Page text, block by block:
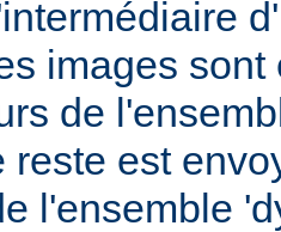
images
de
reste est
l'ensemble